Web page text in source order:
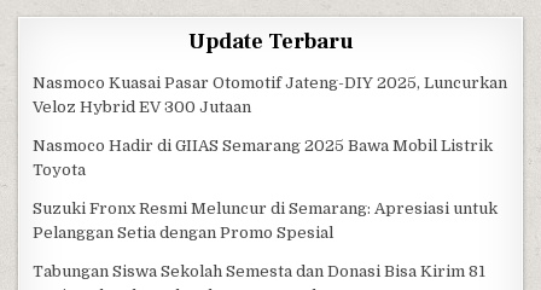
Update Terbaru
Nasmoco Kuasai Pasar Otomotif Jateng-DIY 2025, Luncurkan
Veloz Hybrid EV 300 Jutaan
Nasmoco Hadir di GIIAS Semarang 2025 Bawa Mobil Listrik
Toyota
Suzuki Fronx Resmi Meluncur di Semarang: Apresiasi untuk
Pelanggan Setia dengan Promo Spesial
Tabungan Siswa Sekolah Semesta dan Donasi Bisa Kirim 81